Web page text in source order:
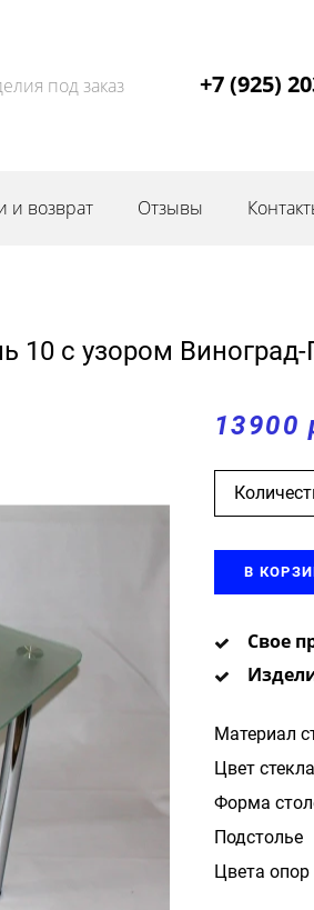
под заказ +7 (925)
и возврат Отзывы
10 с узором Виноград-
13900
В
Свое
Материал
Цвет стекла
Форма
Подстолье
Цвета опор